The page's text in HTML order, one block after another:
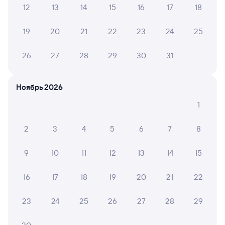
125Ф 5,8
Андижан
13:36 10:46
Выберите дату
Даже если сейчас нет мест
Искать билеты
12 13 14 15 16 17 18
19 20 21 22 23 24 25
26 27 28 29 30 31
Ноябрь 2026
1
2 3 4 5 6 7 8
9 10 11 12 13 14 15
16 17 18 19 20 21 22
23 24 25 26 27 28 29